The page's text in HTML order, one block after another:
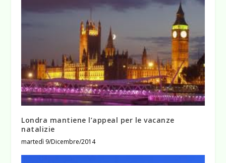
Londra mantiene l’appeal per le vacanze
natalizie
martedì 9/Dicembre/2014